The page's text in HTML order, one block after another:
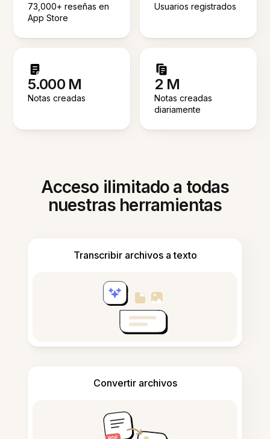
73,000+ reseñas en
App Store
Usuarios registrados
5.000 M
Notas creadas
2 M
Notas creadas
diariamente
Acceso ilimitado a todas
nuestras herramientas
Transcribir archivos a texto
Convertir archivos